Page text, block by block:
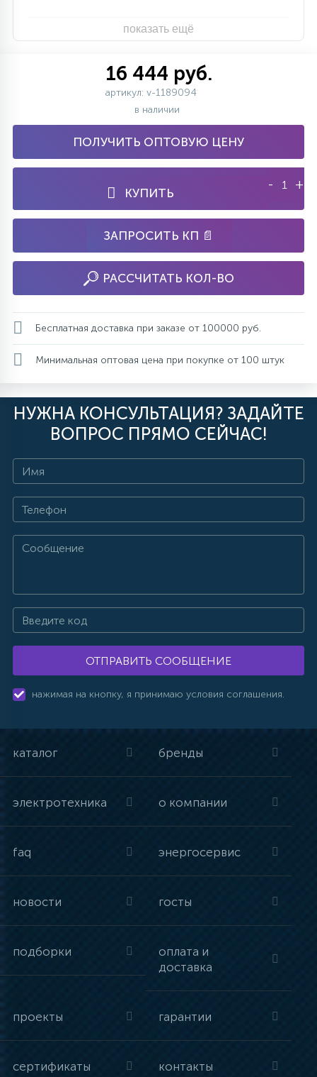
показать ещё
16 444 руб.
артикул: v-1189094
в наличии
ПОЛУЧИТЬ ОПТОВУЮ ЦЕНУ
КУПИТЬ
- +
ЗАПРОСИТЬ КП 📄
РАССЧИТАТЬ КОЛ-ВО
Бесплатная доставка при заказе от 100000 руб.
Минимальная оптовая цена при покупке от 100 штук
НУЖНА КОНСУЛЬТАЦИЯ? ЗАДАЙТЕ
ВОПРОС ПРЯМО СЕЙЧАС!
ОТПРАВИТЬ СООБЩЕНИЕ
нажимая на кнопку, я принимаю условия соглашения.
каталог бренды
электротехника о компании
faq энергосервис
новости госты
подборки
оплата и
доставка
проекты гарантии
сертификаты контакты